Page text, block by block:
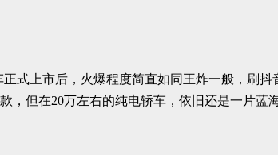
式上市后，火爆程度简直如同王炸一般，刷
，但在20万左右的纯电轿车，依旧还是一片